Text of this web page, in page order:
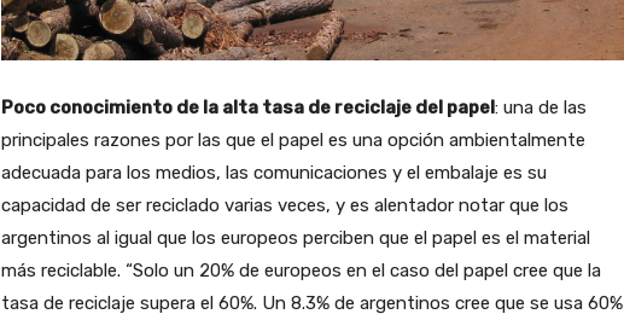
Poco conocimiento de la alta tasa de reciclaje del papel: una de las
principales razones por las que el papel es una opción ambientalmente
adecuada para los medios, las comunicaciones y el embalaje es su
capacidad de ser reciclado varias veces, y es alentador notar que los
argentinos al igual que los europeos perciben que el papel es el material
más reciclable. “Solo un 20% de europeos en el caso del papel cree que la
tasa de reciclaje supera el 60%. Un 8.3% de argentinos cree que se usa 60%